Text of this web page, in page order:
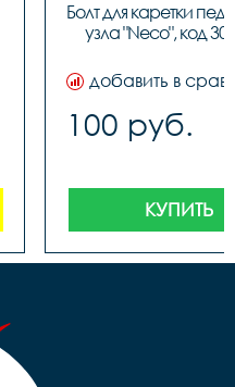
Болт для каретки
узла "Neco", код
добавить в
100 руб.
КУПИТЬ